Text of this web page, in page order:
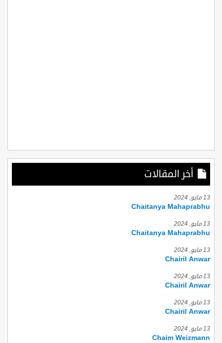
أخر المقالات
13 مايو, 2024
Chaitanya Mahaprabhu
13 مايو, 2024
Chaitanya Mahaprabhu
13 مايو, 2024
Chairil Anwar
13 مايو, 2024
Chairil Anwar
13 مايو, 2024
Chairil Anwar
13 مايو, 2024
Chaim Weizmann